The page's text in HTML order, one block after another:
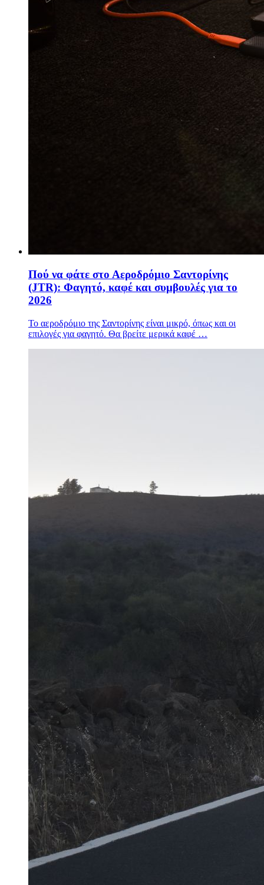
Πού να φάτε στο Αεροδρόμιο Σαντορίνης
(JTR): Φαγητό, καφέ και συμβουλές για το
2026
Το αεροδρόμιο της Σαντορίνης είναι μικρό, όπως και οι
επιλογές για φαγητό. Θα βρείτε μερικά καφέ …